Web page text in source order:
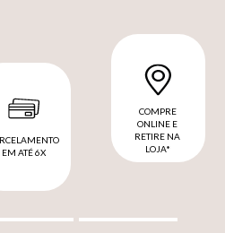
EM ATÉ 6X
COMPRE
ONLINE E
RETIRE NA
LOJA*